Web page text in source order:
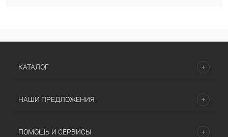
КАТАЛОГ
НАШИ ПРЕДЛОЖЕНИЯ
ПОМОЩЬ И СЕРВИСЫ